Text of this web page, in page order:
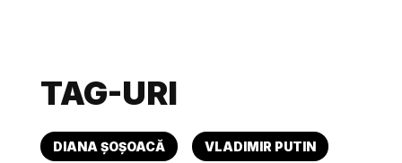
TAG-URI
DIANA ȘOȘOACĂ VLADIMIR PUTIN